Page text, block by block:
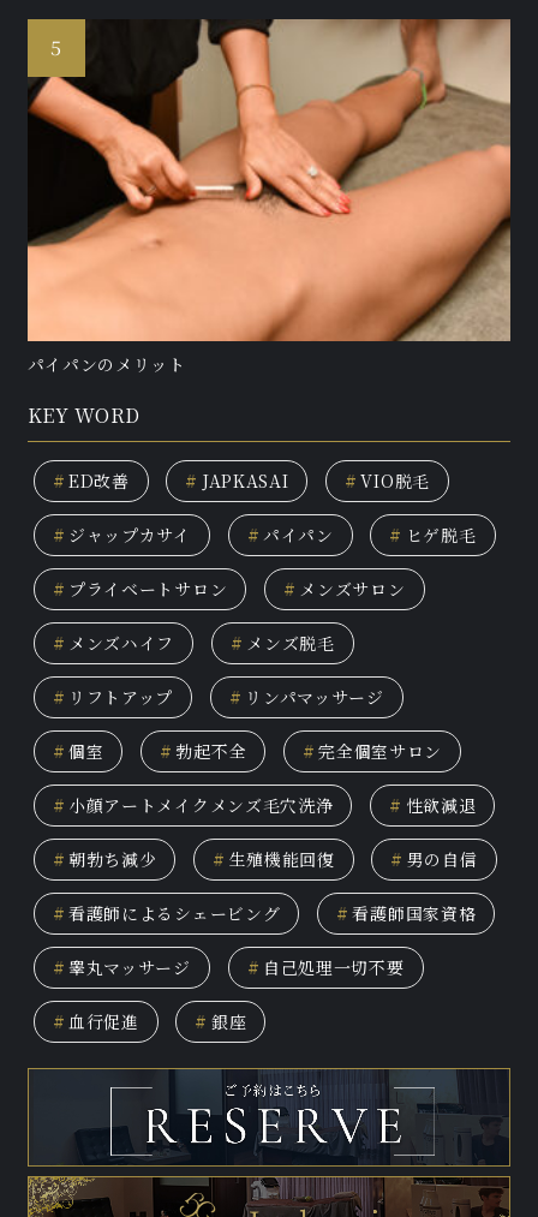
パイパンのメリット
KEY WORD
# ED改善 # JAPKASAI # VIO脱毛
# ジャップカサイ # パイパン # ヒゲ脱毛
# プライベートサロン # メンズサロン
# メンズハイフ # メンズ脱毛
# リフトアップ # リンパマッサージ
# 個室 # 勃起不全 # 完全個室サロン
# 小顔アートメイクメンズ毛穴洗浄 # 性欲減退
# 朝勃ち減少 # 生殖機能回復 # 男の自信
# 看護師によるシェービング # 看護師国家資格
# 睾丸マッサージ # 自己処理一切不要
# 血行促進 # 銀座